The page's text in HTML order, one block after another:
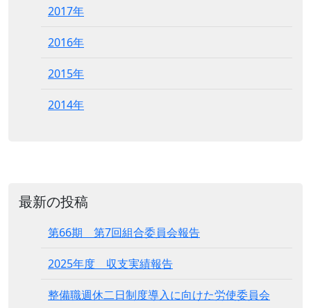
2017年
2016年
2015年
2014年
最新の投稿
第66期 第7回組合委員会報告
2025年度 収支実績報告
整備職週休二日制度導入に向けた労使委員会